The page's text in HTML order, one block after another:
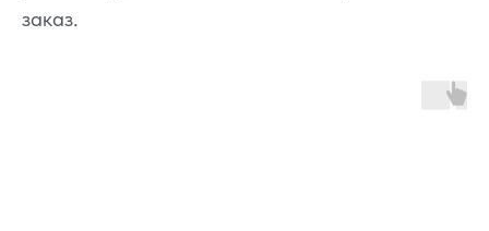
заказ.